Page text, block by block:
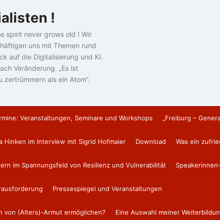
!
spirit never grows old ! Wir
uns mit Themen rund
auf die Digitalisierung und KI.
Veränderung. „Es ist
als ein Atom“.
Veranstaltungen, Seminare und Workshops „Freiburg –
Hinken im Interview mit Sigrid Hofmaier Download Was ein
im Spannungsfeld von Resilienz und Vulnerabilität
Pressespiegel und Veranstaltungen
von (Alters)-Armut ermöglichen? Eine Auswahl meiner